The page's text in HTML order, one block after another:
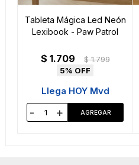
Tableta Mágica Led Neón
Lexibook - Paw Patrol
$ 1.709 $ 1.799
5
Llega HOY Mvd
- +